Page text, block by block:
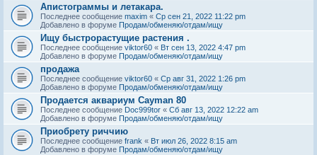
Апистограммы и летакара.
Последнее сообщение maxim « Ср сен 21, 2022 11:22 pm
Добавлено в форуме Продам/обменяю/отдам/ищу
Ищу быстрорастущие растения .
Последнее сообщение viktor60 « Вт сен 13, 2022 4:47 pm
Добавлено в форуме Продам/обменяю/отдам/ищу
продажа
Последнее сообщение viktor60 « Ср авг 31, 2022 1:26 pm
Добавлено в форуме Продам/обменяю/отдам/ищу
Продается аквариум Cayman 80
Последнее сообщение Doc999tor « Сб авг 13, 2022 12:22 am
Добавлено в форуме Продам/обменяю/отдам/ищу
Приобрету риччию
Последнее сообщение frank « Вт июл 26, 2022 8:15 am
Добавлено в форуме Продам/обменяю/отдам/ищу